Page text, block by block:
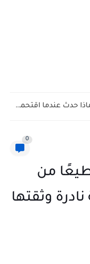
شاهد كيف يتغلب النمس على الكوبرا في مواجهة تعتمد على...
0
من
وثقتها